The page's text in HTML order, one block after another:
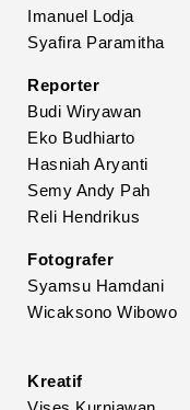
Imanuel Lodja
Syafira Paramitha
Reporter
Budi Wiryawan
Eko Budhiarto
Hasniah Aryanti
Semy Andy Pah
Reli Hendrikus
Fotografer
Syamsu Hamdani
Wicaksono Wibowo
Kreatif